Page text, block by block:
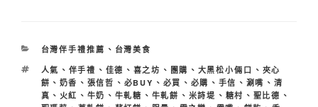
分
台灣伴手禮推薦 、 台灣美食
標
籤
人氣 、 伴手禮 、 佳德 、 喜之坊 、 團購 、 大黑松小倆口 、 夾心
餅 、 奶香 、 張信哲 、 必BUY 、 必買 、 必購 、 手信 、 涮嘴 、 清
真 、 火紅 、 牛奶 、 牛軋糖 、 牛軋餅 、 米詩堤 、 糖村 、 聖比德 、